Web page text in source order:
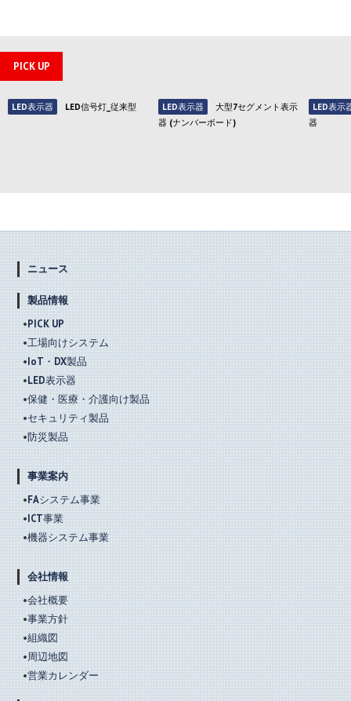
PICK UP
LED表示器 LED信号灯_従来型 LED表示器
大型7セグメント表示
器 (ナンバーボード)
LED表示
器
ニュース
製品情報
PICK UP
工場向けシステム
IoT・DX製品
LED表示器
保健・医療・介護向け製品
セキュリティ製品
防災製品
事業案内
FAシステム事業
ICT事業
機器システム事業
会社情報
会社概要
事業方針
組織図
周辺地図
営業カレンダー